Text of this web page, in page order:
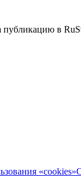
публикацию в
«cookies»